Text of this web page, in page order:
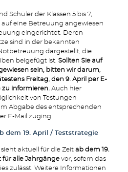
Schüler der Klassen 5 bis 7,
eine Betreuung angewiesen
eingerichtet. Deren
sind in der bekannten
dargestellt, die
beigefügt ist. Sollten Sie auf
sein, bitten wir darum,
Freitag, den 9. April per E-
zu informieren.Auch hier
von Testungen
Abgabe des entsprechenden
E-Mail zuging.
dem 19. April / Teststrategie
aktuell für die Zeit ab dem 19.
für alle Jahrgängevor, sofern das
zulässt. Weitere Informationen